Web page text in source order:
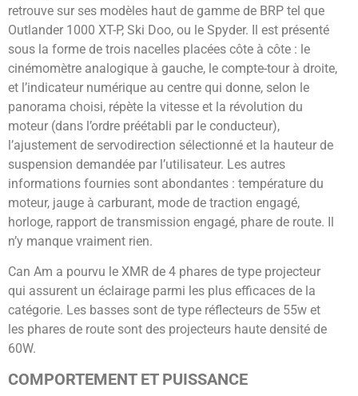
retrouve sur ses modèles haut de gamme de BRP tel que
Outlander 1000 XT-P, Ski Doo, ou le Spyder. Il est présenté
sous la forme de trois nacelles placées côte à côte : le
cinémomètre analogique à gauche, le compte-tour à droite,
et l’indicateur numérique au centre qui donne, selon le
panorama choisi, répète la vitesse et la révolution du
moteur (dans l’ordre préétabli par le conducteur),
l’ajustement de servodirection sélectionné et la hauteur de
suspension demandée par l’utilisateur. Les autres
informations fournies sont abondantes : température du
moteur, jauge à carburant, mode de traction engagé,
horloge, rapport de transmission engagé, phare de route. Il
n’y manque vraiment rien.
Can Am a pourvu le XMR de 4 phares de type projecteur
qui assurent un éclairage parmi les plus efficaces de la
catégorie. Les basses sont de type réflecteurs de 55w et
les phares de route sont des projecteurs haute densité de
60W.
COMPORTEMENT ET PUISSANCE